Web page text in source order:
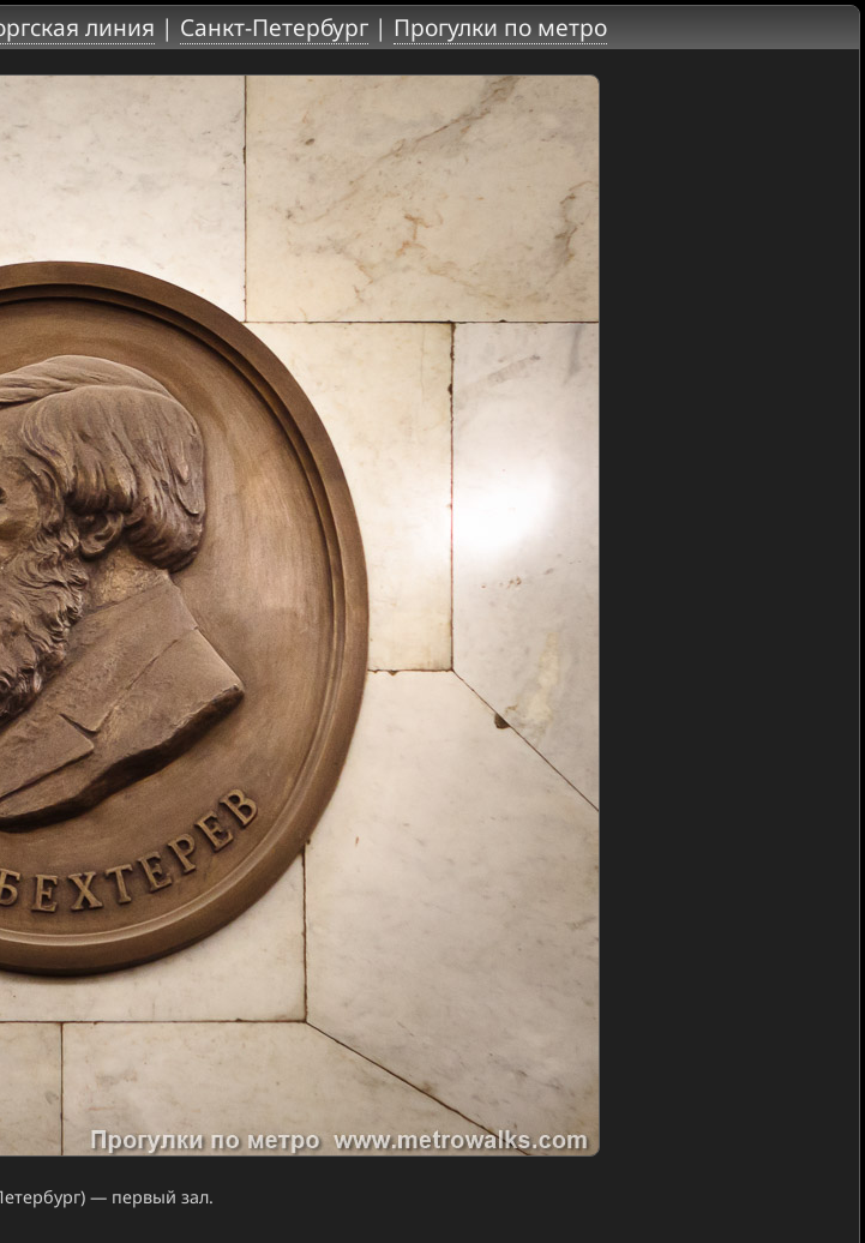
линия | Санкт-Петербург| Прогулки по метро
— первый зал.